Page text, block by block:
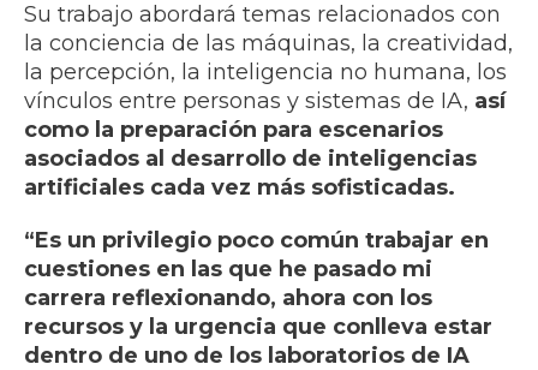
Su trabajo abordará temas relacionados con
la conciencia de las máquinas, la creatividad,
la percepción, la inteligencia no humana, los
vínculos entre personas y sistemas de IA, así
como la preparación para escenarios
asociados al desarrollo de inteligencias
artificiales cada vez más sofisticadas.
“Es un privilegio poco común trabajar en
cuestiones en las que he pasado mi
carrera reflexionando, ahora con los
recursos y la urgencia que conlleva estar
dentro de uno de los laboratorios de IA